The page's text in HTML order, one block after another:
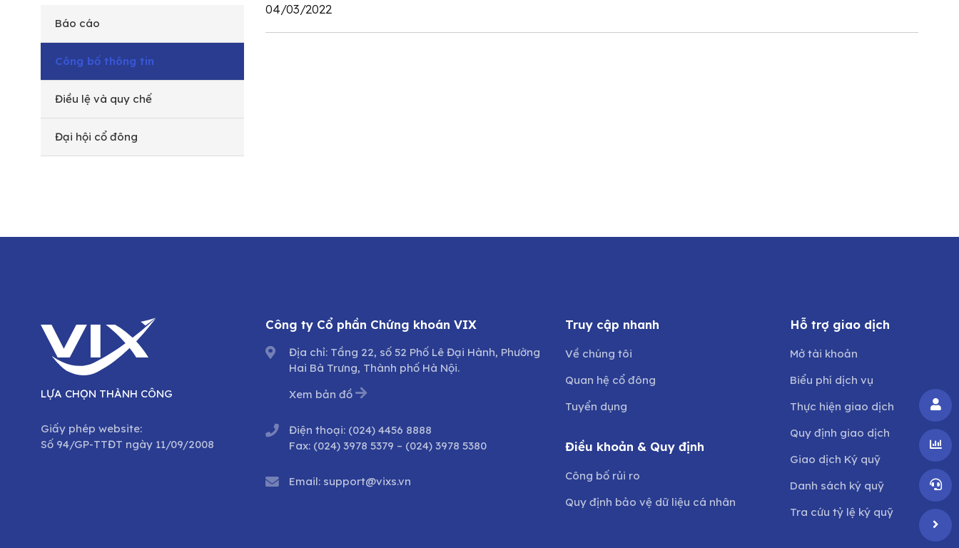
Báo cáo
Công bố thông tin
Điều lệ và quy chế
Đại hội cổ đông
04/03/2022
LỰA CHỌN THÀNH CÔNG
Giấy phép website:
Số 94/GP-TTĐT ngày 11/09/2008
Công ty Cổ phần Chứng khoán VIX
Địa chỉ: Tầng 22, số 52 Phố Lê Đại Hành, Phường
Hai Bà Trưng, Thành phố Hà Nội.
Xem bản đồ
Điện thoại: (024) 4456 8888
Fax: (024) 3978 5379 – (024) 3978 5380
Email: support@vixs.vn
Truy cập nhanh
Về chúng tôi
Quan hệ cổ đông
Tuyển dụng
Điều khoản & Quy định
Công bố rủi ro
Quy định bảo vệ dữ liệu cá nhân
Hỗ trợ giao dịch
Mở tài khoản
Biểu phí dịch vụ
Thực hiện giao dịch
Quy định giao dịch
Giao dịch Ký quỹ
Danh sách ký quỹ
Tra cứu tỷ lệ ký quỹ